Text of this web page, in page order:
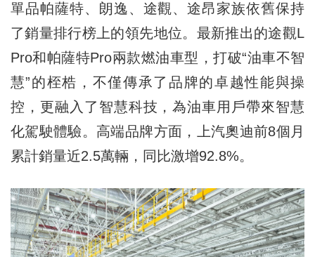
單品帕薩特、朗逸、途觀、途昂家族依舊保持
了銷量排行榜上的領先地位。最新推出的途觀L
Pro和帕薩特Pro兩款燃油車型，打破“油車不智
慧”的桎梏，不僅傳承了品牌的卓越性能與操
控，更融入了智慧科技，為油車用戶帶來智慧
化駕駛體驗。高端品牌方面，上汽奧迪前8個月
累計銷量近2.5萬輛，同比激增92.8%。